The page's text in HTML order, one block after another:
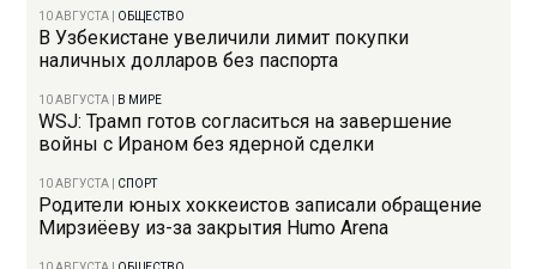
10 АВГУСТА ОБЩЕСТВО
В Узбекистане увеличили лимит покупки
наличных долларов без паспорта
10 АВГУСТА В МИРЕ
WSJ: Трамп готов согласиться на завершение
войны с Ираном без ядерной сделки
10 АВГУСТА СПОРТ
Родители юных хоккеистов записали обращение
Мирзиёеву из-за закрытия Humo Arena